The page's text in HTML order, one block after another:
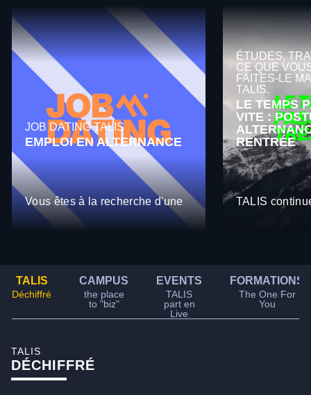
JOB DATING TALIS
EMPLOI EN ALTERNANCE
Vous êtes à la recherche d'une
alternance dans les domaines du
humaines, de l'administration ou
de la gestion ? Les Job Datings
organisés par TALIS sont
des recruteurs et de décrocher
votre contrat en alternance. Ces
ÉTUDES,
CE QUE
FAITES-LE
TALIS.
LE TEMPS
VITE :
RENTRÉE
TALIS
tous les
un emploi et
alternance.
TALIS
Déchiffré
CAMPUS
the place
to "biz"
EVENTS
TALIS
part en
Live
FORMATIONS
The One For
You
TALIS
DÉCHIFFRÉ